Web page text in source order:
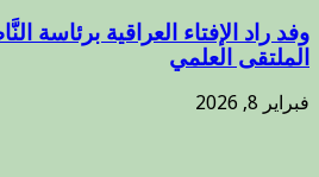
وفد راد الإفتاء العراقية برئاسة
الملتقى العلمي
فبراير 8, 2026